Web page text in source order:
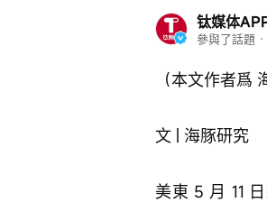
钛媒体
參與了話題 ·
（本文作者爲
文 | 海豚研究
美東 5 月 11